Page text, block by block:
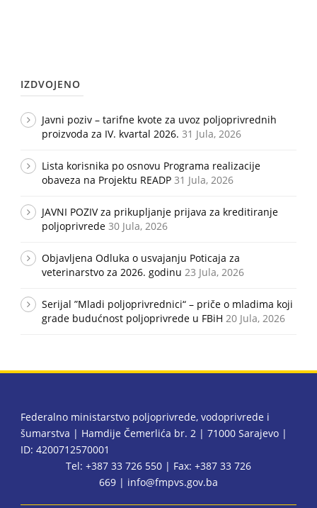
IZDVOJENO
Javni poziv – tarifne kvote za uvoz poljoprivrednih
proizvoda za IV. kvartal 2026. 31 Jula, 2026
Lista korisnika po osnovu Programa realizacije
obaveza na Projektu READP 31 Jula, 2026
JAVNI POZIV za prikupljanje prijava za kreditiranje
poljoprivrede 30 Jula, 2026
Objavljena Odluka o usvajanju Poticaja za
veterinarstvo za 2026. godinu 23 Jula, 2026
Serijal ”Mladi poljoprivrednici“ – priče o mladima koji
grade budućnost poljoprivrede u FBiH 20 Jula, 2026
Federalno ministarstvo poljoprivrede, vodoprivrede i
šumarstva | Hamdije Čemerlića br. 2 | 71000 Sarajevo |
ID: 4200712570001
Tel: +387 33 726 550 | Fax: +387 33 726
669 | info@fmpvs.gov.ba